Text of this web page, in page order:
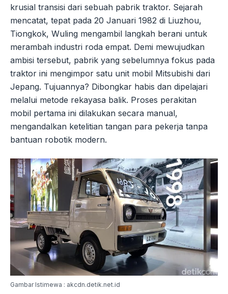
krusial transisi dari sebuah pabrik traktor. Sejarah
mencatat, tepat pada 20 Januari 1982 di Liuzhou,
Tiongkok, Wuling mengambil langkah berani untuk
merambah industri roda empat. Demi mewujudkan
ambisi tersebut, pabrik yang sebelumnya fokus pada
traktor ini mengimpor satu unit mobil Mitsubishi dari
Jepang. Tujuannya? Dibongkar habis dan dipelajari
melalui metode rekayasa balik. Proses perakitan
mobil pertama ini dilakukan secara manual,
mengandalkan ketelitian tangan para pekerja tanpa
bantuan robotik modern.
Gambar Istimewa : akcdn.detik.net.id